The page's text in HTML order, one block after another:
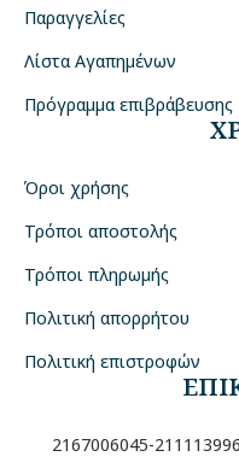
Παραγγελίες
Λίστα Αγαπημένων
Πρόγραμμα επιβράβευσης
Όροι χρήσης
Τρόποι αποστολής
Τρόποι πληρωμής
Πολιτική απορρήτου
Πολιτική επιστροφών
2167006045-